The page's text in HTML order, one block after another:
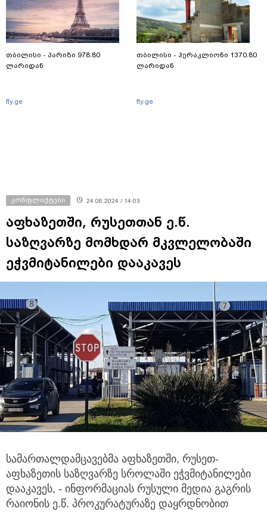
თბილისი - პარიზი 978.80
ლარიდან
fly.ge
თბილისი - ჰერაკლიონი 1370.80
ლარიდან
fly.ge
კონფლიქტები 24.06.2024 / 14:03
აფხაზეთში, რუსეთთან ე.წ.
საზღვარზე მომხდარ მკვლელობაში
ეჭვმიტანილები დააკავეს
სამართალდამცავებმა აფხაზეთში, რუსეთ-
აფხაზეთის საზღვარზე სროლაში ეჭვმიტანილები
დააკავეს, - ინფორმაციას რუსული მედია გაგრის
რაიონის ე.წ. პროკურატურაზე დაყრდნობით